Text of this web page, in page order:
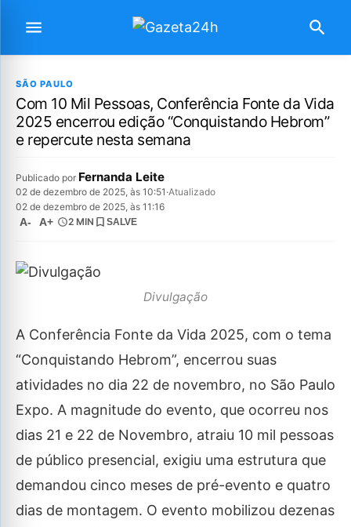
SÃO PAULO
Com 10 Mil Pessoas, Conferência Fonte da Vida
2025 encerrou edição “Conquistando Hebrom”
e repercute nesta semana
Publicado por Fernanda Leite
02 de dezembro de 2025, às 10:51 ·Atualizado
02 de dezembro de 2025, às 11:16
A- A+ 2 MIN SALVE
Divulgação
A Conferência Fonte da Vida 2025, com o tema
“Conquistando Hebrom”, encerrou suas
atividades no dia 22 de novembro, no São Paulo
Expo. A magnitude do evento, que ocorreu nos
dias 21 e 22 de Novembro, atraiu 10 mil pessoas
de público presencial, exigiu uma estrutura que
demandou cinco meses de pré-evento e quatro
dias de montagem. O evento mobilizou dezenas